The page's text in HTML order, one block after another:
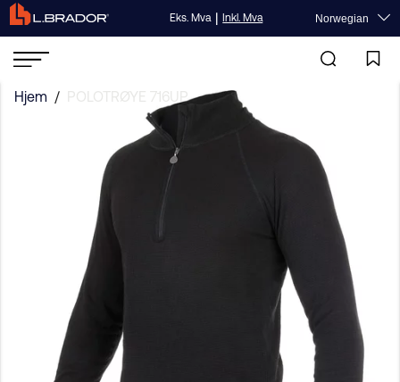
Eks. Mva | Inkl. Mva Norwegian
Hjem / POLOTRØYE 716UP